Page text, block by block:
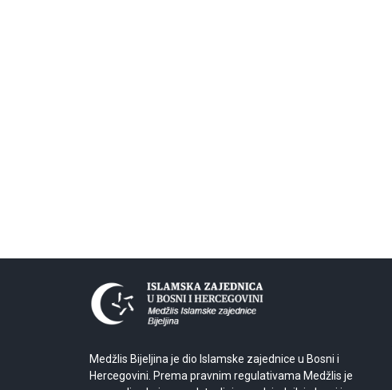
Medžlis Bijeljina je dio Islamske zajednice u Bosni i
Hercegovini. Prema pravnim regulativama Medžlis je